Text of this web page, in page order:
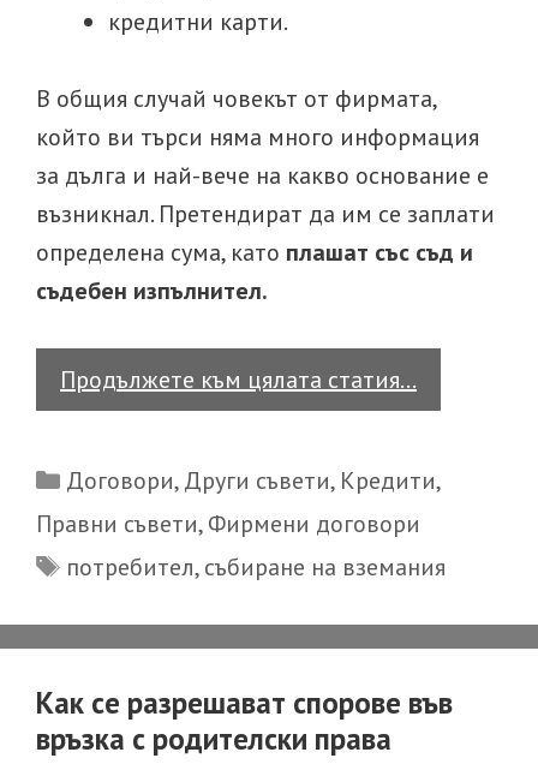
кредитни карти.
В общия случай човекът от фирмата,
който ви търси няма много информация
за дълга и най-вече на какво основание е
възникнал. Претендират да им се заплати
определена сума, като плашат със съд и
съдебен изпълнител.
Продължете към цялата статия…
срещу
на
фирма
оператори]
Categories
Договори,Други съвети, Кредити,
Правни съвети,Фирмени договори
Tags
потребител,събиране на вземания
Как се разрешават спорове във
връзка с родителски права